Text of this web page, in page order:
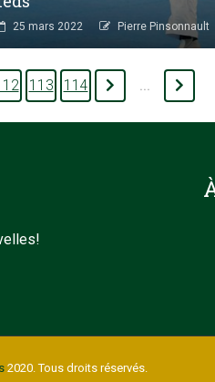
25 mars 2022 Pierre Pinsonnault
113 114
2020. Tous droits réservés.